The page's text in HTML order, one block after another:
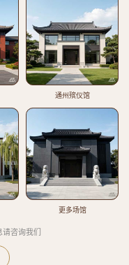
通州殡仪馆
更多场馆
咨询我们